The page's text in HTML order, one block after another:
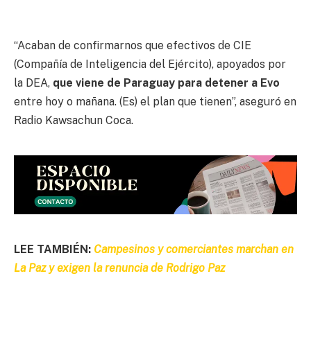
“Acaban de confirmarnos que efectivos de CIE
(Compañía de Inteligencia del Ejército), apoyados por
la DEA, que viene de Paraguay para detener a Evo
entre hoy o mañana. (Es) el plan que tienen”, aseguró en
Radio Kawsachun Coca.
LEE TAMBIÉN: Campesinos y comerciantes marchan en
La Paz y exigen la renuncia de Rodrigo Paz